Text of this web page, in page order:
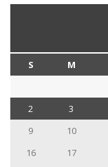
S M
2
3
9
10
16
17